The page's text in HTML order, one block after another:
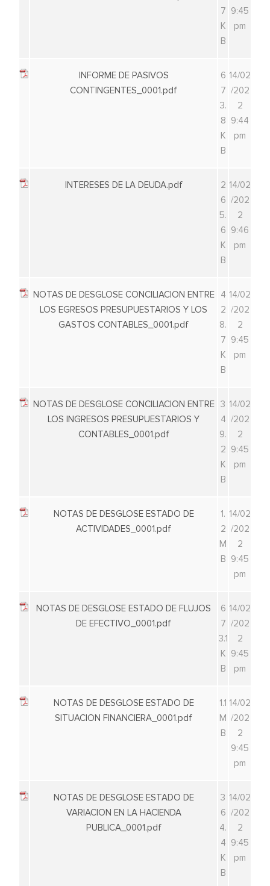
7
K
B
9:45
pm
INFORME DE PASIVOS
CONTINGENTES_0001.pdf
6
7
3.
8
K
B
14/02
/202
2
9:44
pm
INTERESES DE LA DEUDA.pdf
2
6
5.
6
K
B
14/02
/202
2
9:46
pm
NOTAS DE DESGLOSE CONCILIACION ENTRE
LOS EGRESOS PRESUPUESTARIOS Y LOS
GASTOS CONTABLES_0001.pdf
4
2
8.
7
K
B
14/02
/202
2
9:45
pm
NOTAS DE DESGLOSE CONCILIACION ENTRE
LOS INGRESOS PRESUPUESTARIOS Y
CONTABLES_0001.pdf
3
4
9.
2
K
B
14/02
/202
2
9:45
pm
NOTAS DE DESGLOSE ESTADO DE
ACTIVIDADES_0001.pdf
1.
2
M
B
14/02
/202
2
9:45
pm
NOTAS DE DESGLOSE ESTADO DE FLUJOS
DE EFECTIVO_0001.pdf
6
7
3.1
K
B
14/02
/202
2
9:45
pm
NOTAS DE DESGLOSE ESTADO DE
SITUACION FINANCIERA_0001.pdf
1.1
M
B
14/02
/202
2
9:45
pm
NOTAS DE DESGLOSE ESTADO DE
VARIACION EN LA HACIENDA
PUBLICA_0001.pdf
3
6
4.
4
K
B
14/02
/202
2
9:45
pm